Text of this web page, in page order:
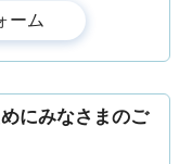
にみなさまのご